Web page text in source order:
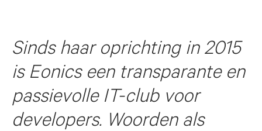
Sinds haar oprichting in 2015
is Eonics een transparante en
passievolle IT-club voor
developers. Woorden als